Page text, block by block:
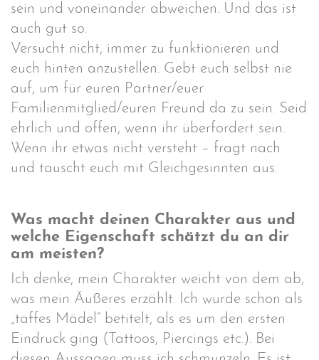
sein und voneinander abweichen. Und das ist
auch gut so.
Versucht nicht, immer zu funktionieren und
euch hinten anzustellen. Gebt euch selbst nie
auf, um für euren Partner/euer
Familienmitglied/euren Freund da zu sein. Seid
ehrlich und offen, wenn ihr überfordert sein.
Wenn ihr etwas nicht versteht – fragt nach
und tauscht euch mit Gleichgesinnten aus.
Was macht deinen Charakter aus und
welche Eigenschaft schätzt du an dir
am meisten?
Ich denke, mein Charakter weicht von dem ab,
was mein Äußeres erzählt. Ich wurde schon als
„taffes Mädel“ betitelt, als es um den ersten
Eindruck ging (Tattoos, Piercings etc.). Bei